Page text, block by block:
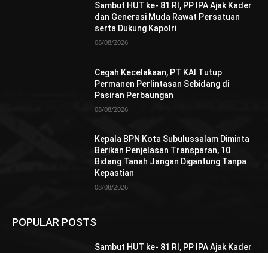
Sambut HUT ke- 81 RI, PP IPA Ajak Kader
dan Generasi Muda Rawat Persatuan
serta Dukung Kapolri
08/08/2026
Cegah Kecelakaan, PT KAI Tutup
Permanen Perlintasan Sebidang di
Pasiran Perbaungan
08/08/2026
Kepala BPN Kota Subulussalam Diminta
Berikan Penjelasan Transparan, 10
Bidang Tanah Jangan Digantung Tanpa
Kepastian
08/08/2026
POPULAR POSTS
Sambut HUT ke- 81 RI, PP IPA Ajak Kader